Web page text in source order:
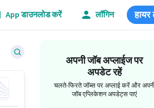
App डाउनलोड करें लॉगिन
अपनी जॉब अप्लाईज पर
अपडेट रहें
चलते-फिरते जॉब्स पर अप्लाई करें और
जॉब एप्लिकेशन अपडेट्स पाएं